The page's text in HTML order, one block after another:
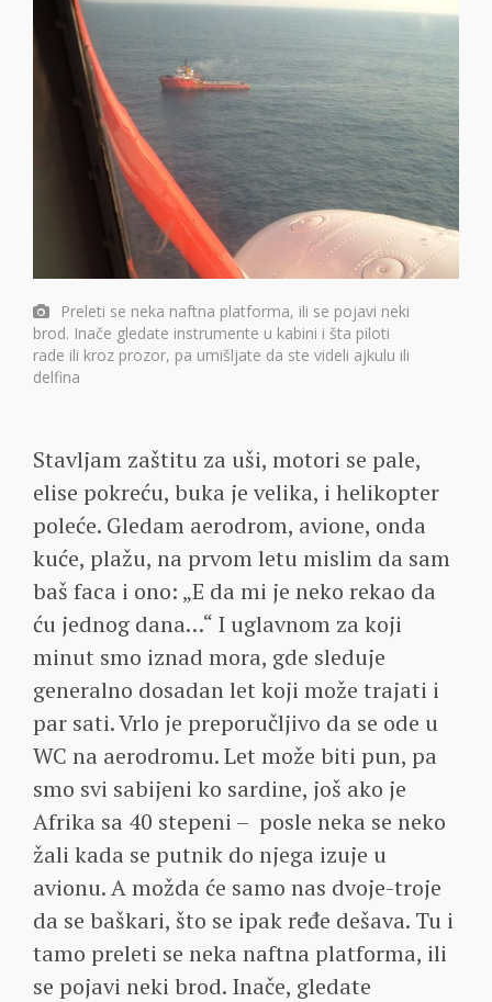
Preleti se neka naftna platforma, ili se pojavi neki
brod. Inače gledate instrumente u kabini i šta piloti
rade ili kroz prozor, pa umišljate da ste videli ajkulu ili
delfina
Stavljam zaštitu za uši, motori se pale,
elise pokreću, buka je velika, i helikopter
poleće. Gledam aerodrom, avione, onda
kuće, plažu, na prvom letu mislim da sam
baš faca i ono: „E da mi je neko rekao da
ću jednog dana…“ I uglavnom za koji
minut smo iznad mora, gde sleduje
generalno dosadan let koji može trajati i
par sati. Vrlo je preporučljivo da se ode u
WC na aerodromu. Let može biti pun, pa
smo svi sabijeni ko sardine, još ako je
Afrika sa 40 stepeni – posle neka se neko
žali kada se putnik do njega izuje u
avionu. A možda će samo nas dvoje-troje
da se baškari, što se ipak ređe dešava. Tu i
tamo preleti se neka naftna platforma, ili
se pojavi neki brod. Inače, gledate